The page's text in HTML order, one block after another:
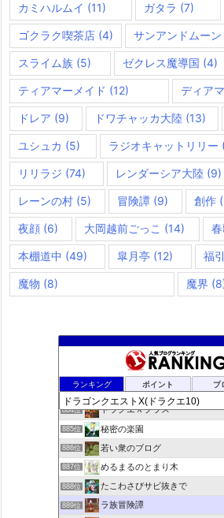
カミハルムイ (11) ガタラ (7)
ゴクラク喫茶店 (4) サンアンドムーン
スライム族 (5) ゼクレス魔導国 (4)
ティアマーメイド (12) ディア
ドレア (9) ドワチャッカ大陸(13)
ユシュカ (5) ラジオキャットリリー
リリラジ (74) レンダーシア大陸 (9)
レーンの村 (5) 冒険譚(9) 創作
夜顔 (6) 大岡越前ごっこ (14)
本棚道中 (49) 皐月亭 (12) 福引
魔物 (8) 魔界
ランキング ポイント ブ
夢路電信草紙
883位 ドラクエ10ぱふぱふの向こう側
884位 ドラクエＸプラス
885位 秘密の楽園
886位 若い衆のブログ
887位 めるまるのとまり木
888位 たこわさびサビ抜きで
889位 ラ族冒険譚